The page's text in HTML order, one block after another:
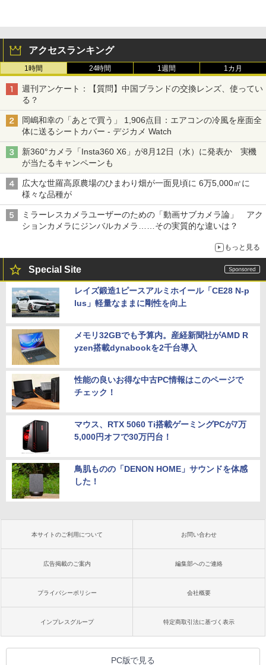
アクセスランキング
1時間 24時間 1週間 1カ月
週刊アンケート：【質問】中国ブランドの交換レンズ、使ってい
る？
岡嶋和幸の「あとで買う」 1,906点目：エアコンの冷風を座面全
体に送るシートカバー - デジカメ Watch
新360°カメラ「Insta360 X6」が8月12日（水）に発表か 実機
が当たるキャンペーンも
広大な世羅高原農場のひまわり畑が一面見頃に 6万5,000㎡に
様々な品種が
ミラーレスカメラユーザーのための「動画サブカメラ論」 アク
ションカメラにジンバルカメラ……その実質的な違いは？
もっと見る
Special Site
レイズ鍛造1ピースアルミホイール「CE28 N-p
lus」軽量なままに剛性を向上
メモリ32GBでも予算内。産経新聞社がAMD R
yzen搭載dynabookを2千台導入
性能の良いお得な中古PC情報はこのページで
チェック！
マウス、RTX 5060 Ti搭載ゲーミングPCが7万
5,000円オフで30万円台！
鳥肌ものの「DENON HOME」サウンドを体感
した！
本サイトのご利用について お問い合わせ
広告掲載のご案内 編集部へのご連絡
プライバシーポリシー 会社概要
インプレスグループ 特定商取引法に基づく表示
PC版で見る